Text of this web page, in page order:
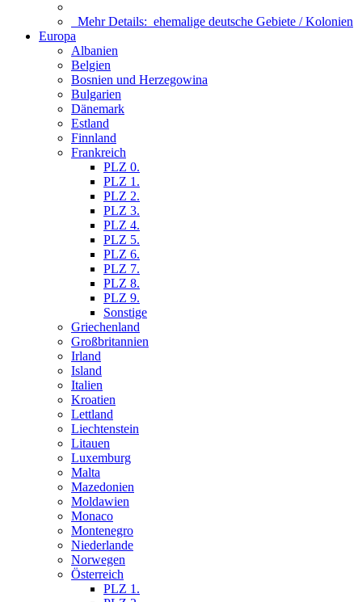
Mehr Details: ehemalige deutsche Gebiete / Kolonien
Europa
Albanien
Belgien
Bosnien und Herzegowina
Bulgarien
Dänemark
Estland
Finnland
Frankreich
PLZ 0.
PLZ 1.
PLZ 2.
PLZ 3.
PLZ 4.
PLZ 5.
PLZ 6.
PLZ 7.
PLZ 8.
PLZ 9.
Sonstige
Griechenland
Großbritannien
Irland
Island
Italien
Kroatien
Lettland
Liechtenstein
Litauen
Luxemburg
Malta
Mazedonien
Moldawien
Monaco
Montenegro
Niederlande
Norwegen
Österreich
PLZ 1.